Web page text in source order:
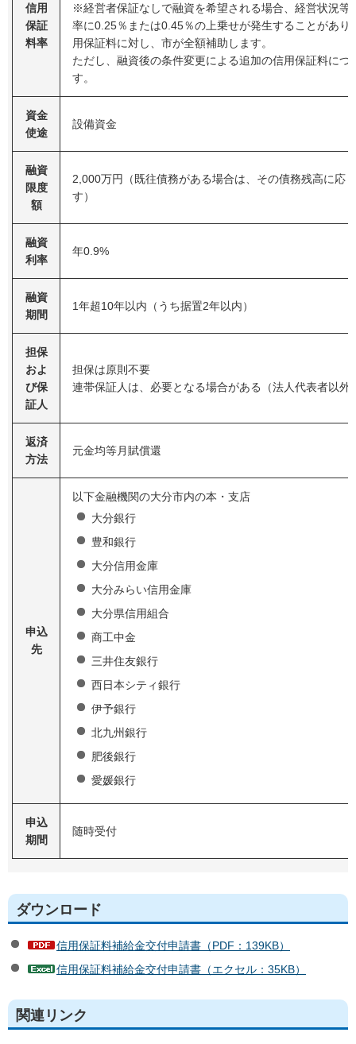
信用
保証
料率
※経営者保証なしで融資を希望される場合、経営状況等
率に0.25％または0.45％の上乗せが発生することがあり
用保証料に対し、市が全額補助します。
ただし、融資後の条件変更による追加の信用保証料に
す。
資金
使途
設備資金
融資
限度
額
2,000万円（既往債務がある場合は、その債務残高に応
す）
融資
利率
年0.9%
融資
期間
1年超10年以内（うち据置2年以内）
担保
およ
び保
証人
担保は原則不要
連帯保証人は、必要となる場合がある（法人代表者以外
返済
方法
元金均等月賦償還
申込
先
以下金融機関の大分市内の本・支店
大分銀行
豊和銀行
大分信用金庫
大分みらい信用金庫
大分県信用組合
商工中金
三井住友銀行
西日本シティ銀行
伊予銀行
北九州銀行
肥後銀行
愛媛銀行
申込
期間
随時受付
ダウンロード
信用保証料補給金交付申請書（PDF：139KB）
信用保証料補給金交付申請書（エクセル：35KB）
関連リンク